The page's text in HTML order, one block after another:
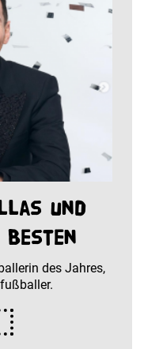
und
Besten
des Jahres,